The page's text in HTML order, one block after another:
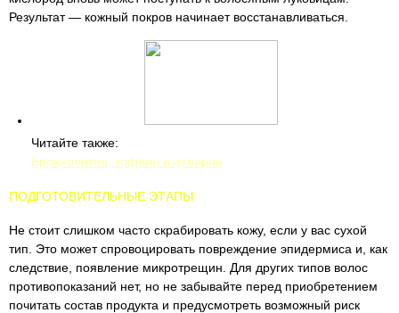
Результат — кожный покров начинает восстанавливаться.
Читайте также:
Бронхолитин, кофеин и аспирин
ПОДГОТОВИТЕЛЬНЫЕ ЭТАПЫ
Не стоит слишком часто скрабировать кожу, если у вас сухой
тип. Это может спровоцировать повреждение эпидермиса и, как
следствие, появление микротрещин. Для других типов волос
противопоказаний нет, но не забывайте перед приобретением
почитать состав продукта и предусмотреть возможный риск